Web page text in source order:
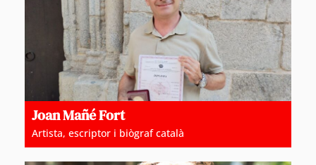
Joan Mañé Fort
Artista, escriptor i biògraf català